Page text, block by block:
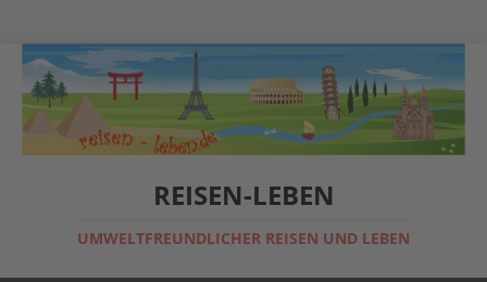
REISEN-LEBEN
UMWELTFREUNDLICHER REISEN UND LEBEN